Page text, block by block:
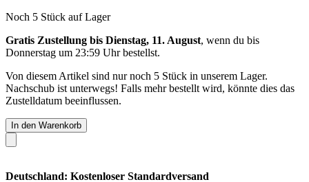
Noch 5 Stück auf Lager
Gratis Zustellung bis Dienstag, 11. August, wenn du bis
Donnerstag um 23:59 Uhrbestellst.
Von diesem Artikel sind nur noch 5 Stück in unserem Lager.
Nachschub ist unterwegs! Falls mehr bestellt wird, könnte dies das
Zustelldatum beeinflussen.
In den Warenkorb
Deutschland: Kostenloser Standardversand